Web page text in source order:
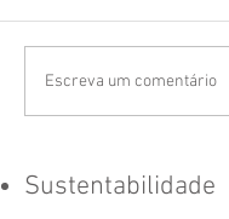
Escreva um comentário
Sustentabilidade